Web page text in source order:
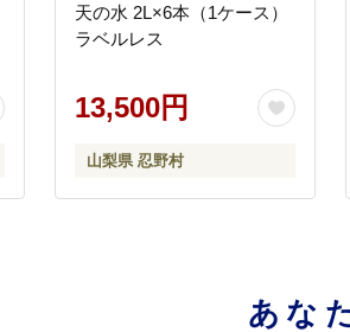
天の水 2L×6本（1ケース）
ラベルレス
13,500円
山梨県 忍野村
あな